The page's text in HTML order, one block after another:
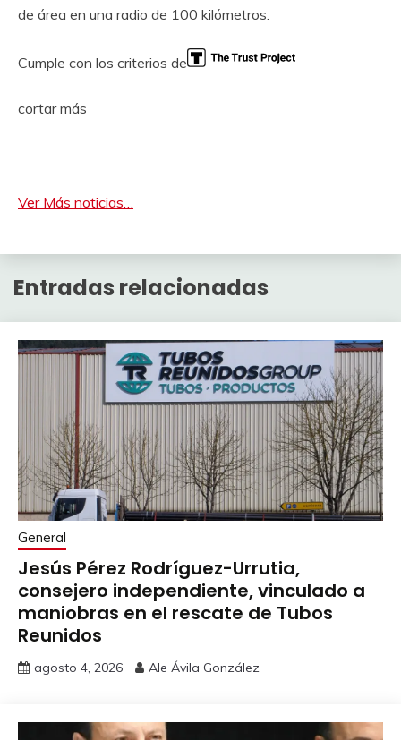
de área en una radio de 100 kilómetros.
Cumple con los criterios de
cortar más
Ver Más noticias…
Entradas relacionadas
General
Jesús Pérez Rodríguez-Urrutia,
consejero independiente, vinculado a
maniobras en el rescate de Tubos
Reunidos
agosto 4, 2026 Ale Ávila González